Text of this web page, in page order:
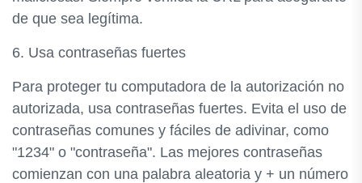
de que sea legítima.
6. Usa contraseñas fuertes
Para proteger tu computadora de la autorización no
autorizada, usa contraseñas fuertes. Evita el uso de
contraseñas comunes y fáciles de adivinar, como
"1234" o "contraseña". Las mejores contraseñas
comienzan con una palabra aleatoria y + un número